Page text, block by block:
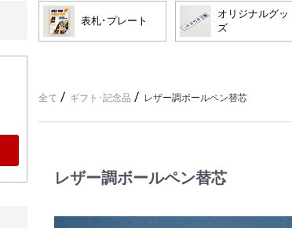
表札･プレート
オリジナルグッ
ズ
全て / ギフト･記念品 / レザー調ボールペン替芯
レザー調ボールペン替芯